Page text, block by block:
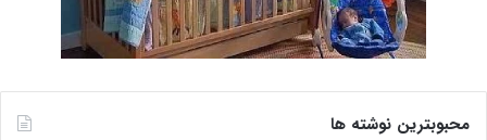
محبوبترین نوشته ها